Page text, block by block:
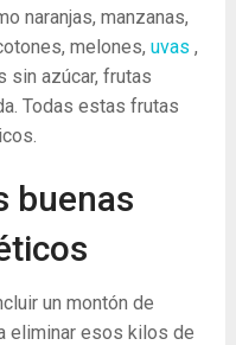
naranjas, manzanas,
melones, uvas ,
sin azúcar, frutas
Todas estas frutas
buenas
un montón de
eliminar esos kilos de